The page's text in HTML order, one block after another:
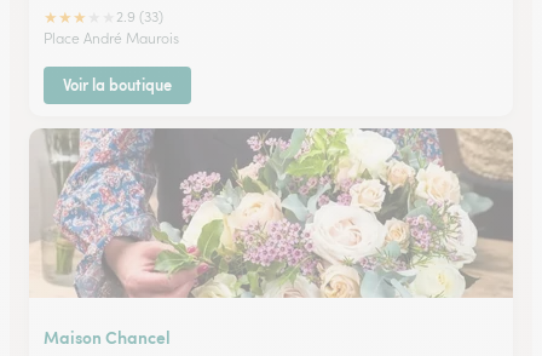
★★★
2.9 (33)
Place André Maurois
Voir la boutique
Maison Chancel